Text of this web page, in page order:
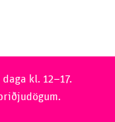
kl. 12–17.